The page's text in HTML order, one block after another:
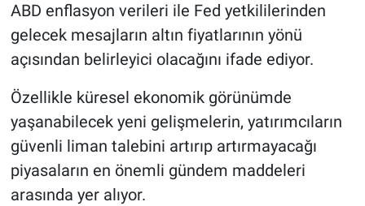
ABD enflasyon verileri ile Fed yetkililerinden
gelecek mesajların altın fiyatlarının yönü
açısından belirleyici olacağını ifade ediyor.
Özellikle küresel ekonomik görünümde
yaşanabilecek yeni gelişmelerin, yatırımcıların
güvenli liman talebini artırıp artırmayacağı
piyasaların en önemli gündem maddeleri
arasında yer alıyor.